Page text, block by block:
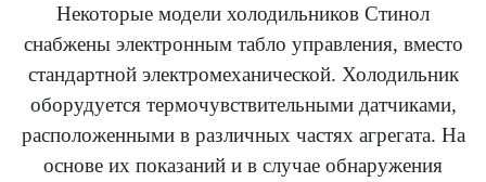
Некоторые модели холодильников Стинол
снабжены электронным табло управления, вместо
стандартной электромеханической. Холодильник
оборудуется термочувствительными датчиками,
расположенными в различных частях агрегата. На
основе их показаний и в случае обнаружения